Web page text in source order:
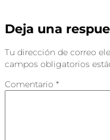
Deja una
Tu dirección de correo
campos obligatorios
Comentario *